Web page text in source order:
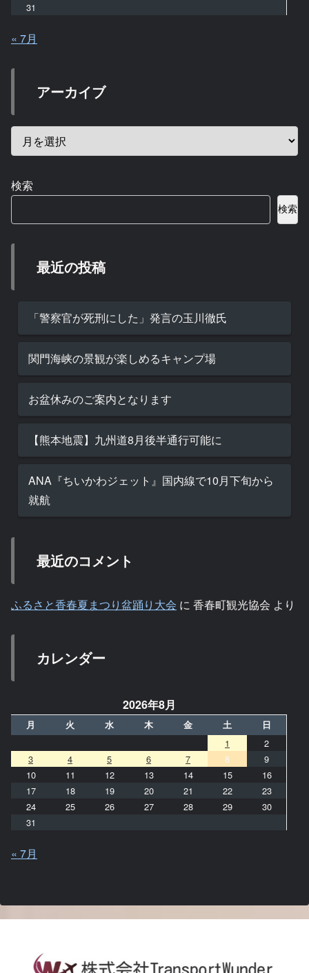
31
« 7月
アーカイブ
検索
検索
最近の投稿
「警察官が死刑にした」発言の玉川徹氏
関門海峡の景観が楽しめるキャンプ場
お盆休みのご案内となります
【熊本地震】九州道8月後半通行可能に
ANA『ちいかわジェット』国内線で10月下旬から
就航
最近のコメント
ふるさと香春夏まつり盆踊り大会 に 香春町観光協会 より
カレンダー
2026年8月
月 火 水 木 金 土 日
1
2
3
4 5 6 7 8
9
10
11 12 13 14 15
16
17
18 19 20 21 22
23
24
25 26 27 28 29
30
31
« 7月